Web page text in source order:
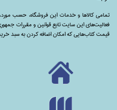
تمامی‌ کالاها و خدمات این فروشگاه، حسب
فعالیت‌های این سایت تابع قوانین و مقررات
قیمت کتاب‌هایی که امکان اضافه کردن به سبد خرید